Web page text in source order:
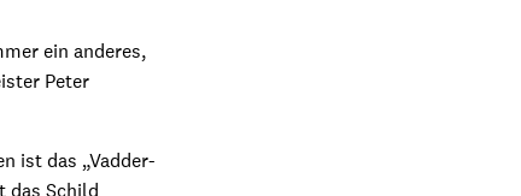
ein anderes,
Peter
ist das „Vadder-
das Schild